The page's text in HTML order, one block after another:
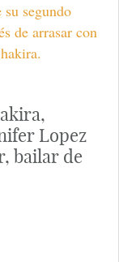
segundo
de arrasar con
Lopez
bailar de